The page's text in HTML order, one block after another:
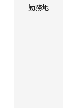
勤務地